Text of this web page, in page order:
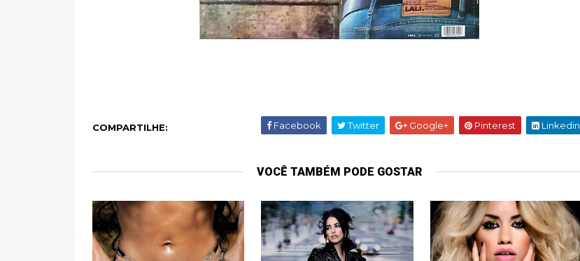
COMPARTILHE: Facebook Twitter Google+ Pinterest Linkedin
VOCÊ TAMBÉM PODE GOSTAR